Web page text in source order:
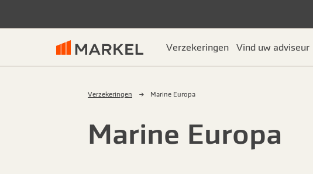
Verzekeringen Vind uw adviseur
Verzekeringen Marine Europa
Marine Europa